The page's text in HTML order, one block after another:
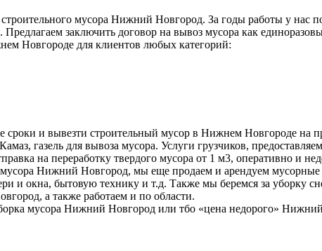
мусора Нижний Новгород. За годы работы у нас
заключить договор на вывоз мусора как
Новгороде для клиентов любых категорий:
и вывезти строительный мусор в Нижнем Новгороде на
газель для вывоза мусора. Услуги грузчиков,
на переработку твердого мусора от 1 м3, оперативно и
Нижний Новгород, мы еще продаем и арендуем
и окна, бытовую технику и т.д. Также мы беремся за уборку
а также работаем и по области.
мусора Нижний Новгород или тбо «цена недорого»